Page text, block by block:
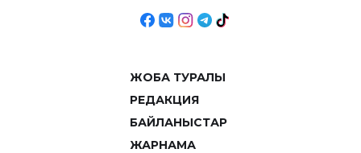
ЖОБА ТУРАЛЫ
РЕДАКЦИЯ
БАЙЛАНЫСТАР
ЖАРНАМА